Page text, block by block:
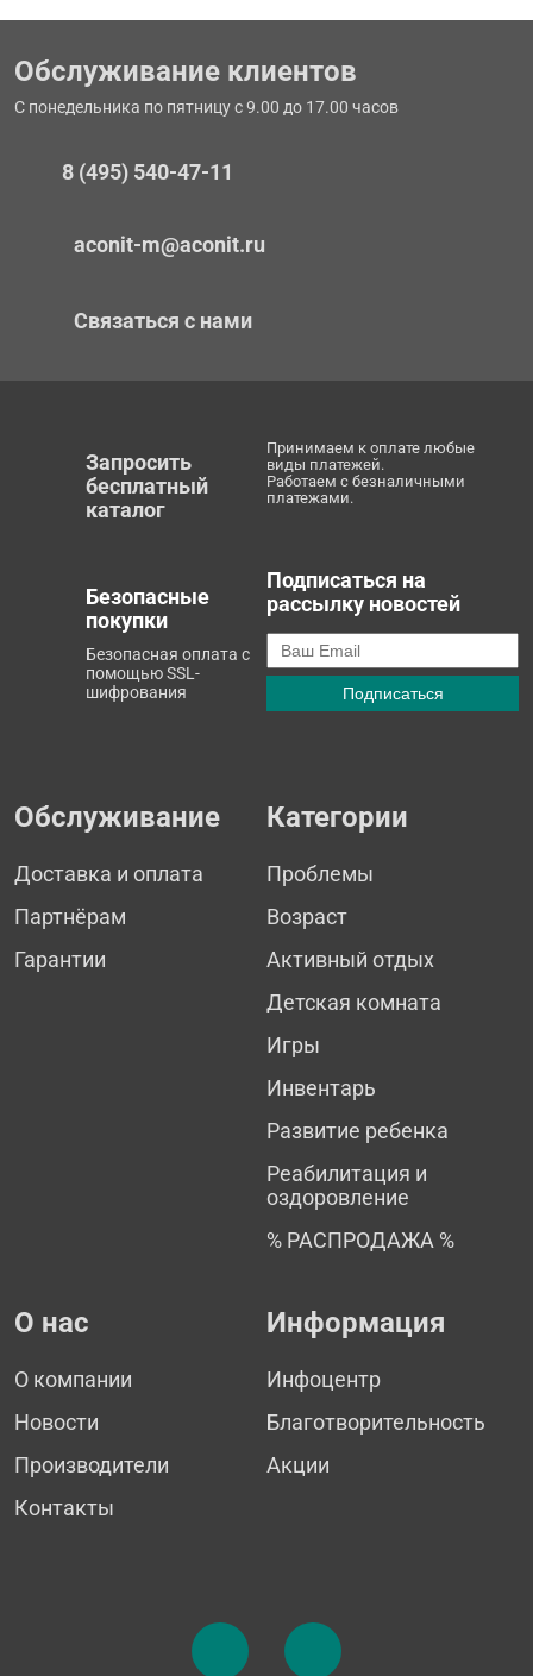
Обслуживание клиентов
С понедельника по пятницу с 9.00 до 17.00 часов
8 (495) 540-47-11
aconit-m@aconit.ru
Связаться с нами
Запросить
бесплатный
каталог
Принимаем к оплате любые
виды платежей.
Работаем с безналичными
платежами.
Безопасные
покупки
Безопасная оплата с
помощью SSL-
шифрования
Подписаться на
рассылку новостей
Обслуживание
Доставка и оплата
Партнёрам
Гарантии
Категории
Проблемы
Возраст
Активный отдых
Детская комната
Игры
Инвентарь
Развитие ребенка
Реабилитация и
оздоровление
% РАСПРОДАЖА %
О нас
О компании
Новости
Производители
Контакты
Информация
Инфоцентр
Благотворительность
Акции